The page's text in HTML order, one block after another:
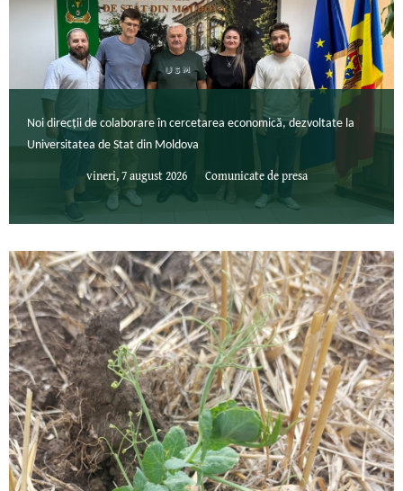
Noi direcții de colaborare în cercetarea economică, dezvoltate la
Universitatea de Stat din Moldova
vineri, 7 august 2026 Comunicate de presa